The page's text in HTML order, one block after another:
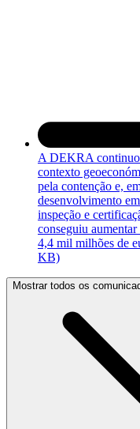
A DEKRA
contexto
pela contenção e,
desenvolvimento
inspeção e
conseguiu
4,4 mil milhões de
KB)
Mostrar todos os